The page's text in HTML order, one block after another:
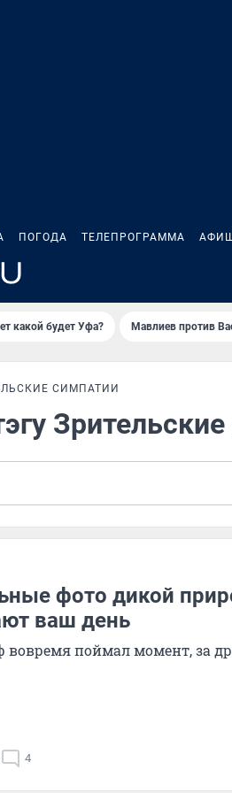
ПОГОДА ТЕЛЕПРОГРАММА
какой будет Уфа? Мавлиев против
СИМПАТИИ
фото дикой
ваш день
вовремя поймал момент, за
4